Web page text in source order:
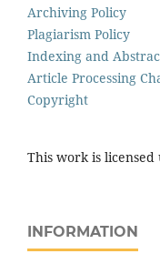
Archiving Policy
Plagiarism Policy
Indexing and
Article Processing
Copyright
This work is
INFORMATION